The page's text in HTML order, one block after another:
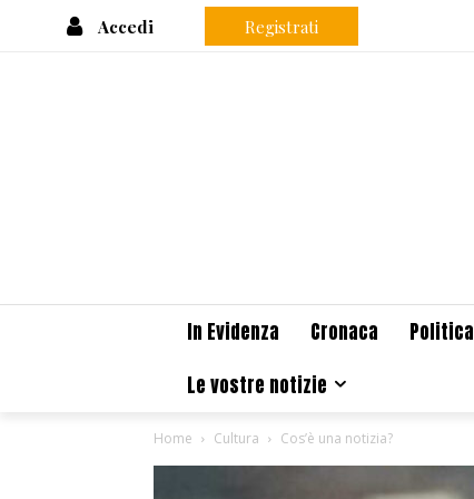
Accedi Registrati
In Evidenza Cronaca Politica
Le vostre notizie
Home Cultura Cos’è una notizia?